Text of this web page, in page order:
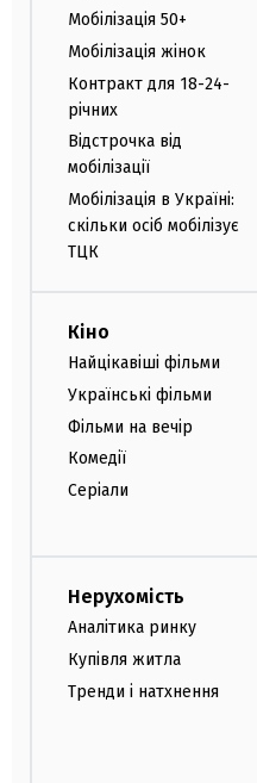
Мобілізація 50+
Мобілізація жінок
Контракт для 18-24-
річних
Відстрочка від
мобілізації
Мобілізація в Україні:
скільки осіб мобілізує
ТЦК
Кіно
Найцікавіші фільми
Українські фільми
Фільми на вечір
Комедії
Серіали
Нерухомість
Аналітика ринку
Купівля житла
Тренди і натхнення